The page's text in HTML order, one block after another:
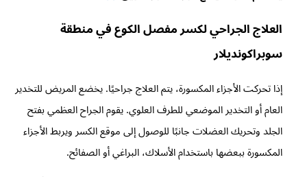
العلاج الجراحي لكسر مفصل الكوع في منطقة
سوبراكونديلار
إذا تحركت الأجزاء المكسورة، يتم العلاج جراحيًا. يخضع المريض للتخدير
العام أو التخدير الموضعي للطرف العلوي. يقوم الجراح العظمي بفتح
الجلد وتحريك العضلات جانبًا للوصول إلى موقع الكسر ويربط الأجزاء
المكسورة ببعضها باستخدام الأسلاك، البراغي أو الصفائح.